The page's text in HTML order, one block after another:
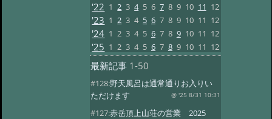
'22 1 2 3 4 5 6 7 8 9 10 11 12
'23 1 2 3 4 5 6 7 8 9 10 11 12
'24 1 2 3 4 5 6 7 8 9 10 11 12
'25 1 2 3 4 5 6 7 8 9 10 11 12
最新記事 1-50
#128:野天風呂は通常通りお入りい
ただけます
@ '25 8/31 10:31
#127:赤岳頂上山荘の営業 2025